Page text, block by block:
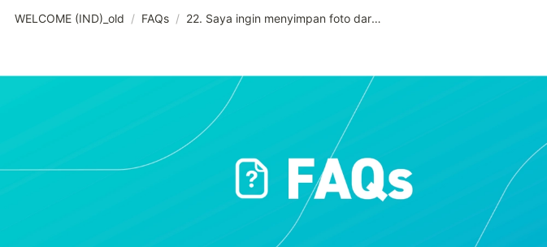
WELCOME (IND)_old / FAQs / 22. Saya ingin menyimpan foto dari galeri saya.